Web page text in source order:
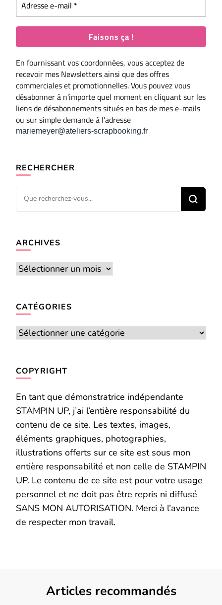
En fournissant vos coordonnées, vous acceptez de
recevoir mes Newsletters ainsi que des offres
commerciales et promotionnelles. Vous pouvez vous
désabonner à n'importe quel moment en cliquant sur les
liens de désabonnements situés en bas de mes e-mails
ou sur simple demande à l'adresse
mariemeyer@ateliers-scrapbooking.fr
RECHERCHER
Vous
recherchiez
ARCHIVES
Archives
CATÉGORIES
Catégories
COPYRIGHT
En tant que démonstratrice indépendante
STAMPIN UP, j’ai l’entière responsabilité du
contenu de ce site. Les textes, images,
éléments graphiques, photographies,
illustrations offerts sur ce site est sous mon
entière responsabilité et non celle de STAMPIN
UP. Le contenu de ce site est pour votre usage
personnel et ne doit pas être repris ni diffusé
SANS MON AUTORISATION. Merci à l’avance
de respecter mon travail.
Articles recommandés